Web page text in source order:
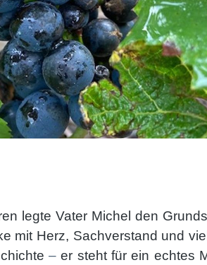
legte Vater Michel den
mit Herz, Sachverstand und
–er steht für ein echtes